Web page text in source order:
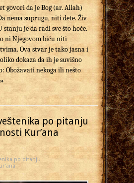
govori da je Bog (ar. Allah)
nema suprugu, niti dete. Živ
stanju je da radi sve što hoće.
ni Njegovom biću niti
Ova stvar je tako jasna i
dokaza da ih je suvišno
Obožavati nekoga ili nešto
po pitanju
Kur’ana
po pitanju